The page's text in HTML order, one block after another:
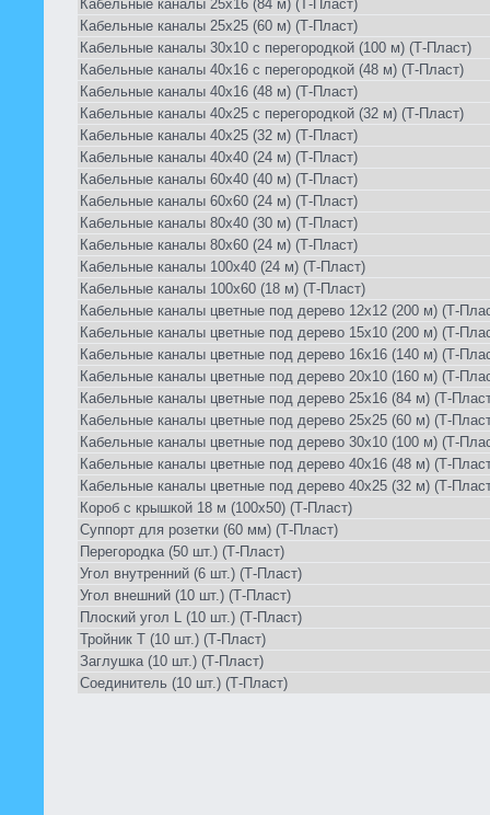
Кабельные каналы 25х16 (84 м) (Т-Пласт)
Кабельные каналы 25х25 (60 м) (Т-Пласт)
Кабельные каналы 30х10 с перегородкой (100 м) (Т-Пласт)
Кабельные каналы 40х16 с перегородкой (48 м) (Т-Пласт)
Кабельные каналы 40х16 (48 м) (Т-Пласт)
Кабельные каналы 40х25 с перегородкой (32 м) (Т-Пласт)
Кабельные каналы 40х25 (32 м) (Т-Пласт)
Кабельные каналы 40х40 (24 м) (Т-Пласт)
Кабельные каналы 60х40 (40 м) (Т-Пласт)
Кабельные каналы 60х60 (24 м) (Т-Пласт)
Кабельные каналы 80х40 (30 м) (Т-Пласт)
Кабельные каналы 80х60 (24 м) (Т-Пласт)
Кабельные каналы 100х40 (24 м) (Т-Пласт)
Кабельные каналы 100х60 (18 м) (Т-Пласт)
Кабельные каналы цветные под дерево 12х12 (200 м) (Т-
Кабельные каналы цветные под дерево 15х10 (200 м) (Т-
Кабельные каналы цветные под дерево 16х16 (140 м) (Т-
Кабельные каналы цветные под дерево 20х10 (160 м) (Т-
Кабельные каналы цветные под дерево 25х16 (84 м) (Т-
Кабельные каналы цветные под дерево 25х25 (60 м) (Т-
Кабельные каналы цветные под дерево 30х10 (100 м) (Т-
Кабельные каналы цветные под дерево 40х16 (48 м) (Т-
Кабельные каналы цветные под дерево 40х25 (32 м) (Т-
Короб с крышкой 18 м (100х50) (Т-Пласт)
Суппорт для розетки (60 мм) (Т-Пласт)
Перегородка (50 шт.) (Т-Пласт)
Угол внутренний (6 шт.) (Т-Пласт)
Угол внешний (10 шт.) (Т-Пласт)
Плоский угол L (10 шт.) (Т-Пласт)
Тройник Т (10 шт.) (Т-Пласт)
Заглушка (10 шт.) (Т-Пласт)
Соединитель (10 шт.) (Т-Пласт)